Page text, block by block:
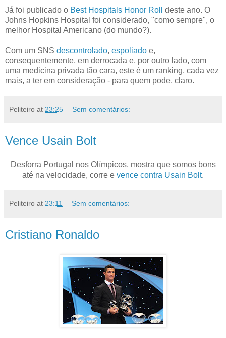
Já foi publicado o Best Hospitals Honor Roll
deste ano. O
Johns Hopkins Hospital foi considerado, "como sempre", o
melhor Hospital Americano (do mundo?).
Com um SNS descontrolado, espoliado e,
consequentemente, em derrocada e, por outro lado, com
uma medicina privada tão cara, este é um ranking, cada vez
mais, a ter em consideração - para quem pode, claro.
Peliteiro at 23:25 Sem comentários:
Vence Usain Bolt
Desforra Portugal nos Olímpicos, mostra que somos bons
até na velocidade, corre e vence contra Usain Bolt.
Peliteiro at 23:11 Sem comentários:
Cristiano Ronaldo